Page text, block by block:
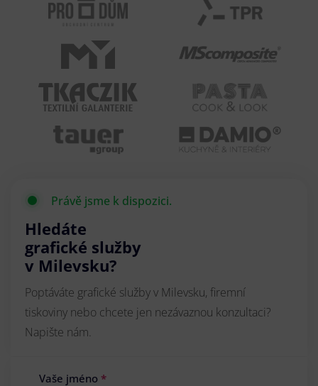
Právě jsme k dispozici.
Hledáte
grafické služby
v Milevsku?
Poptáváte grafické služby v Milevsku, firemní
tiskoviny nebo chcete jen nezávaznou konzultaci?
Napište nám.
Vaše jméno *